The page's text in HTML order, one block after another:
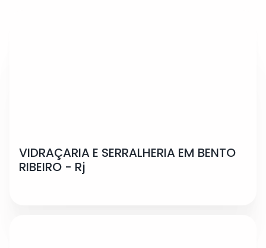
VIDRAÇARIA E SERRALHERIA EM BENTO
RIBEIRO - Rj